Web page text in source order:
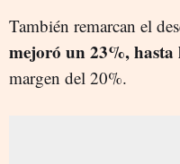
También remarcan el
mejoró un 23%, hasta
margen del 20%.